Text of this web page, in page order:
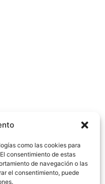
como las cookies para
consentimiento de estas
de navegación o las
el consentimiento, puede